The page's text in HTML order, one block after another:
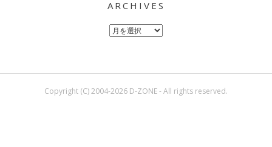
ARCHIVES
Archives
Copyright (C) 2004-2026 D-ZONE - All rights reserved.